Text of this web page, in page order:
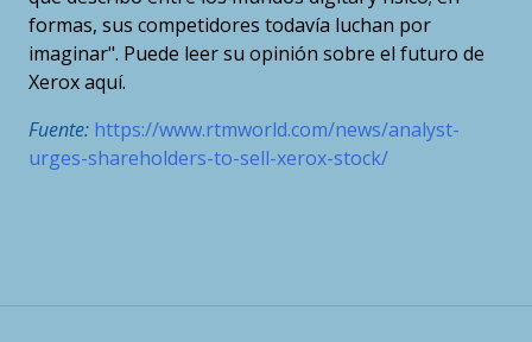
formas, sus competidores todavía luchan por
imaginar". Puede leer su opinión sobre el futuro de
Xerox aquí.
Fuente: https://www.rtmworld.com/news/analyst-
urges-shareholders-to-sell-xerox-stock/